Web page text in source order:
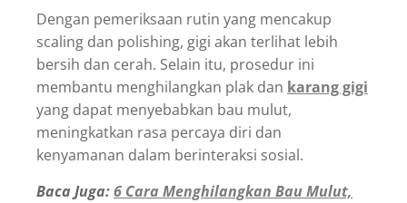
Dengan pemeriksaan rutin yang mencakup
scaling dan polishing, gigi akan terlihat lebih
bersih dan cerah. Selain itu, prosedur ini
membantu menghilangkan plak dan karang gigi
yang dapat menyebabkan bau mulut,
meningkatkan rasa percaya diri dan
kenyamanan dalam berinteraksi sosial.
Baca Juga:6 Cara Menghilangkan Bau Mulut,